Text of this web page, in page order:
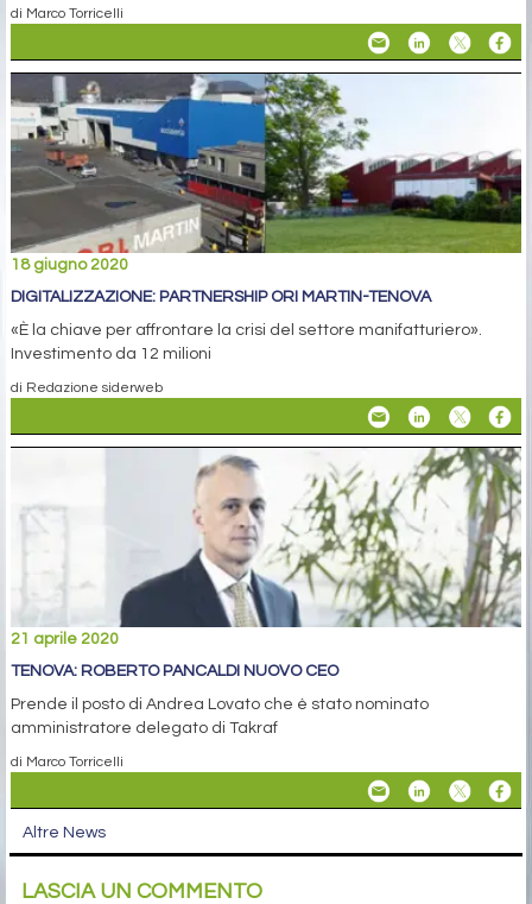
di Marco Torricelli
18 giugno 2020
DIGITALIZZAZIONE: PARTNERSHIP ORI MARTIN-TENOVA
«È la chiave per affrontare la crisi del settore manifatturiero».
Investimento da 12 milioni
di Redazione siderweb
21 aprile 2020
TENOVA: ROBERTO PANCALDI NUOVO CEO
Prende il posto di Andrea Lovato che è stato nominato
amministratore delegato di Takraf
di Marco Torricelli
Altre News
LASCIA UN COMMENTO